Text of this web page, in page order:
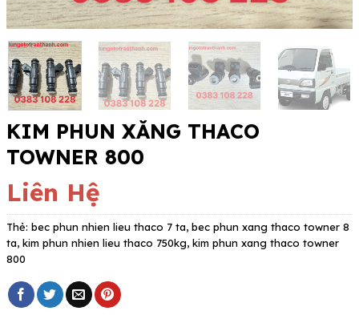
KIM PHUN XĂNG THACO
TOWNER 800
Liên Hệ
Thẻ: bec phun nhien lieu thaco 7 ta, bec phun xang thaco towner 8
ta, kim phun nhien lieu thaco 750kg, kim phun xang thaco towner
800